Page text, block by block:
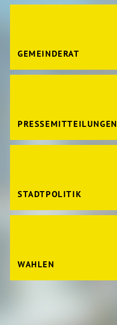
GEMEINDERAT
PRESSEMITTEILUNGEN
STADTPOLITIK
WAHLEN